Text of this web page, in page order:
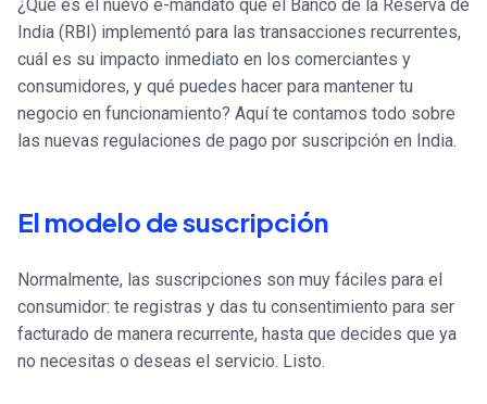
¿Qué es el nuevo e-mandato que el Banco de la Reserva de
India (RBI) implementó para las transacciones recurrentes,
cuál es su impacto inmediato en los comerciantes y
consumidores, y qué puedes hacer para mantener tu
negocio en funcionamiento? Aquí te contamos todo sobre
las nuevas regulaciones de pago por suscripción en India.
El modelo de suscripción
Normalmente, las suscripciones son muy fáciles para el
consumidor: te registras y das tu consentimiento para ser
facturado de manera recurrente, hasta que decides que ya
no necesitas o deseas el servicio. Listo.